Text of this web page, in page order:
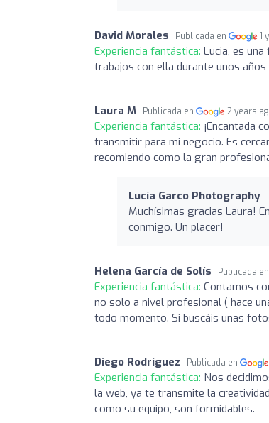
David Morales Publicada en 1
Experiencia fantástica: Lucia, es
trabajos con ella durante unos
Laura M Publicada en 2 years
Experiencia fantástica: ¡Encantada
transmitir para mi negocio. Es
recomiendo como la gran
Lucía Garco Photography
Muchísimas gracias Laura!
conmigo. Un placer!
Helena García de Solís Publicada en
Experiencia fantástica: Contamos
no solo a nivel profesional ( hace
todo momento. Si buscáis unas
Diego Rodriguez Publicada en
Experiencia fantástica: Nos
la web, ya te transmite la
como su equipo, son formidables.